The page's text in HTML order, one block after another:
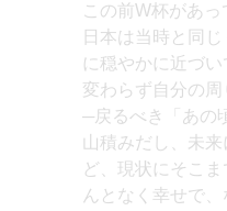
この前W杯があ
日本は当時と同
に穏やかに近づ
変わらず自分の周
─戻るべき「あの
山積みだし、未
ど、現状にそこ
んとなく幸せで